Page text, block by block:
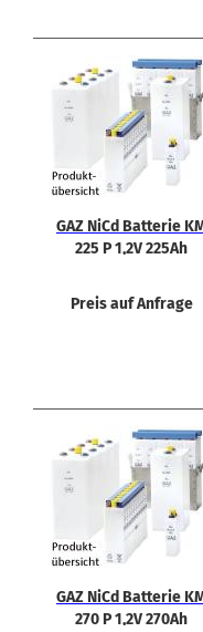
GAZ NiCd Bat­te­rie
225 P 1,2V 225Ah
Preis auf Anfrage
GAZ NiCd Bat­te­rie
270 P 1,2V 270Ah